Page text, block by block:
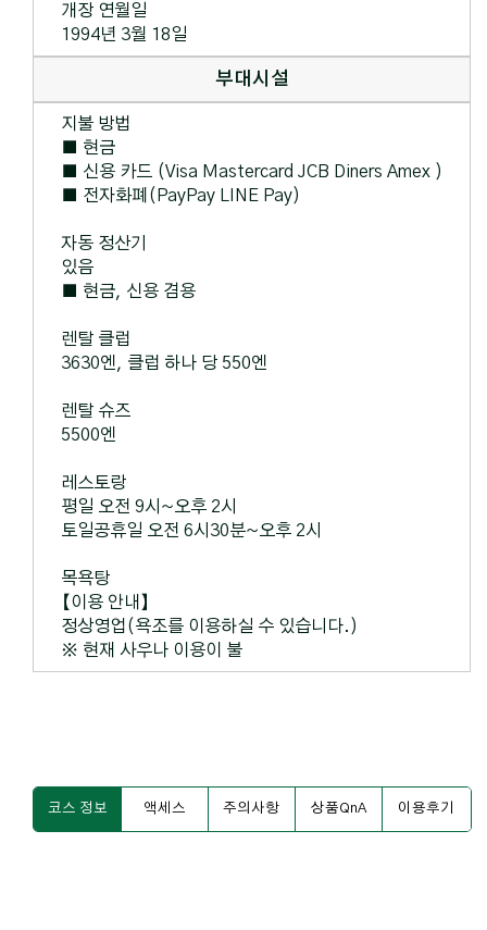
개장 연월일
1994년 3월 18일
부대시설
지불 방법
■ 현금
■ 신용 카드 (Visa Mastercard JCB Diners Amex )
■ 전자화폐(PayPay LINE Pay)
자동 정산기
있음
■ 현금, 신용 겸용
렌탈 클럽
3630엔, 클럽 하나 당 550엔
렌탈 슈즈
5500엔
레스토랑
평일 오전 9시~오후 2시
토일공휴일 오전 6시30분~오후 2시
목욕탕
【이용 안내】
정상영업(욕조를 이용하실 수 있습니다.)
※ 현재 사우나 이용이 불
코스 정보 액세스 주의사항 상품QnA 이용후기